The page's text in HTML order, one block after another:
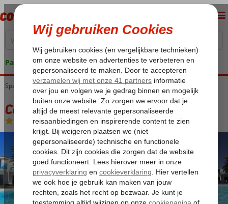
Pakketgarantie
Home
Spanje Canarische Eilanden Gran Canaria Playa del Ingles Corinto II
Corinto II
Logies-Vakantiewoning